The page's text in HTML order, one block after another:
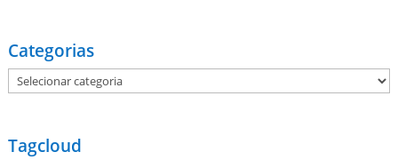
Categorias
Categorias
Tagcloud